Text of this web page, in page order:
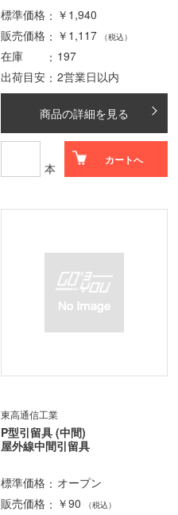
標準価格
￥1,940
販売価格
￥1,117 （税込）
在庫
197
出荷目安
2営業日以内
商品の詳細を見る
本
カートへ
東高通信工業
P型引留具 (中間)
屋外線中間引留具
標準価格
オープン
販売価格
￥90 （税込）